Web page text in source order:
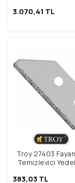
3.070,41 TL
Troy 27403
Temizleyici
383,03 TL